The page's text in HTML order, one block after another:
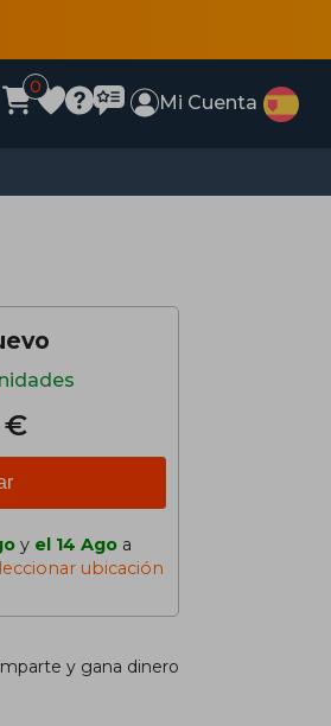
0
Mi Cuenta
€
y el 14 Ago a
ubicación
y gana dinero